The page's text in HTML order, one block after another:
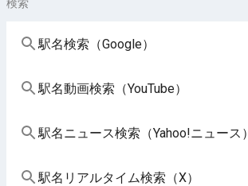
検索
駅名検索（Google）
駅名動画検索（YouTube）
駅名ニュース検索（Yahoo!ニュース）
駅名リアルタイム検索（X）